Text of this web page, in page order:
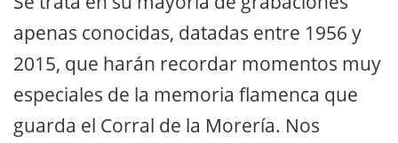
apenas conocidas, datadas entre 1956 y
2015, que harán recordar momentos muy
especiales de la memoria flamenca que
guarda el Corral de la Morería. Nos